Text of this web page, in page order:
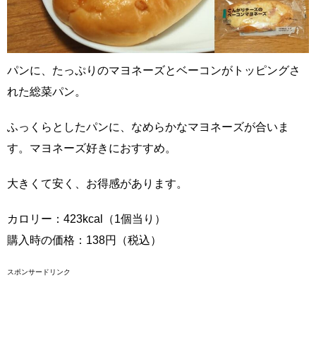
パンに、たっぷりのマヨネーズとベーコンがトッピングさ
れた総菜パン。
ふっくらとしたパンに、なめらかなマヨネーズが合いま
す。マヨネーズ好きにおすすめ。
大きくて安く、お得感があります。
カロリー：423kcal（1個当り）
購入時の価格：138円（税込）
スポンサードリンク